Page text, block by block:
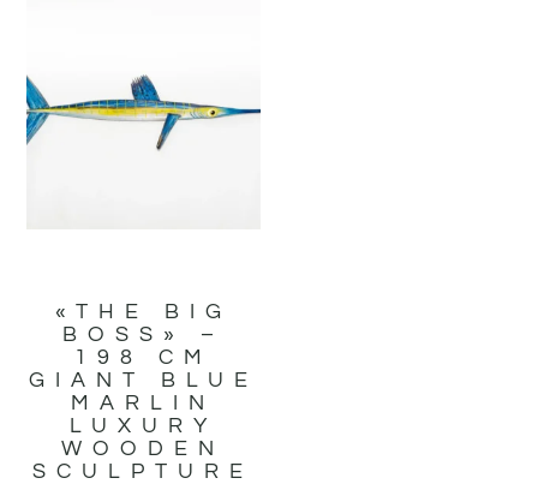
«THE BIG
BOSS» –
198 CM
GIANT BLUE
MARLIN
LUXURY
WOODEN
SCULPTURE